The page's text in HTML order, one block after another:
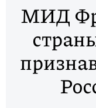
МИД